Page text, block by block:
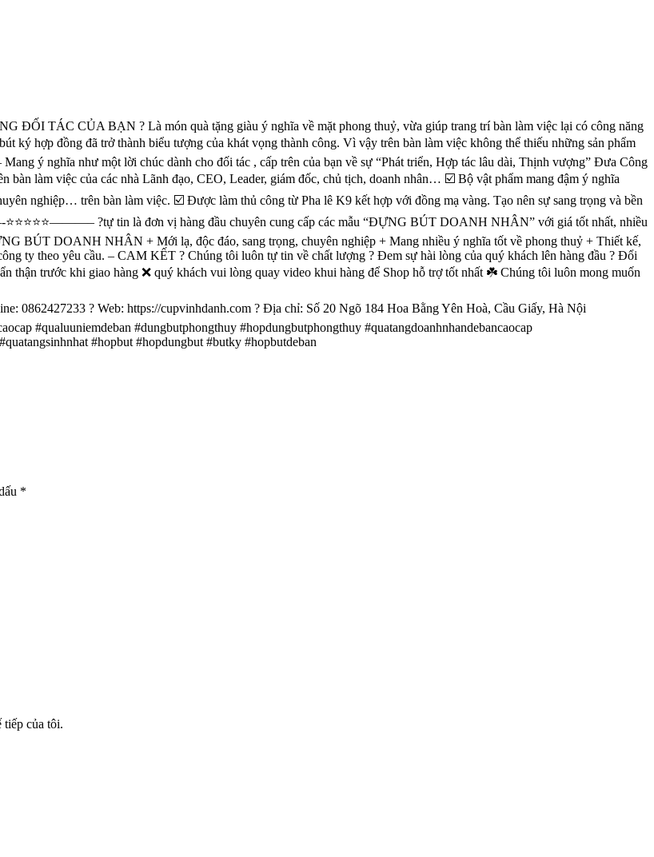
TÁC CỦA BẠN ? Là món quà tặng giàu ý nghĩa về mặt phong thuỷ, vừa giúp trang trí bàn làm việc lại có công năng
ký hợp đồng đã trở thành biểu tượng của khát vọng thành công. Vì vậy trên bàn làm việc không thể thiếu những sản phẩm
ý nghĩa như một lời chúc dành cho đối tác , cấp trên của bạn về sự “Phát triển, Hợp tác lâu dài, Thịnh vượng” Đưa Công
bàn làm việc của các nhà Lãnh đạo, CEO, Leader, giám đốc, chủ tịch, doanh nhân… ☑️ Bộ vật phẩm mang đậm ý nghĩa
nghiệp… trên bàn làm việc. ☑️ Được làm thủ công từ Pha lê K9 kết hợp với đồng mạ vàng. Tạo nên sự sang trọng và bền
?tự tin là đơn vị hàng đầu chuyên cung cấp các mẫu “ĐỰNG BÚT DOANH NHÂN” với giá tốt nhất, nhiều
BÚT DOANH NHÂN + Mới lạ, độc đáo, sang trọng, chuyên nghiệp + Mang nhiều ý nghĩa tốt về phong thuỷ + Thiết kế,
ty theo yêu cầu. – CAM KẾT ? Chúng tôi luôn tự tin về chất lượng ? Đem sự hài lòng của quý khách lên hàng đầu ? Đổi
thận trước khi giao hàng ❌ quý khách vui lòng quay video khui hàng để Shop hỗ trợ tốt nhất ☘️ Chúng tôi luôn mong muốn
? Web: https://cupvinhdanh.com ? Địa chỉ: Số 20 Ngõ 184 Hoa Bằng Yên Hoà, Cầu Giấy, Hà Nội
#qualuuniemdeban #dungbutphongthuy #hopdungbutphongthuy #quatangdoanhnhandebancaocap
#hopbut #hopdungbut #butky #hopbutdeban
*
tiếp của tôi.